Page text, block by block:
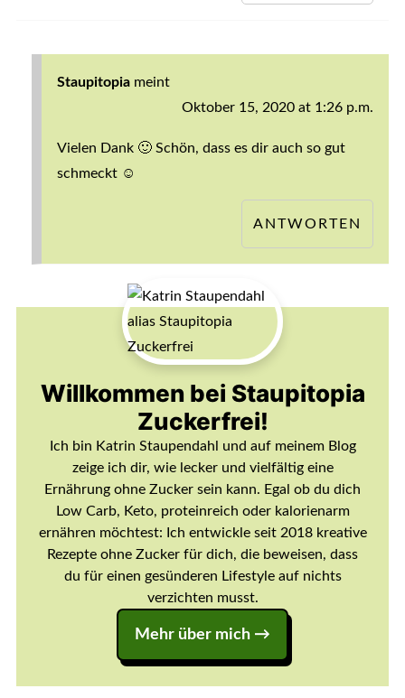
Staupitopia meint
Oktober 15, 2020 at 1:26 p.m.
Vielen Dank 🙂 Schön, dass es dir auch so gut
schmeckt ☺️
ANTWORTEN
Willkommen bei Staupitopia
Zuckerfrei!
Ich bin Katrin Staupendahl und auf meinem Blog
zeige ich dir, wie lecker und vielfältig eine
Ernährung ohne Zucker sein kann. Egal ob du dich
Low Carb, Keto, proteinreich oder kalorienarm
ernähren möchtest: Ich entwickle seit 2018 kreative
Rezepte ohne Zucker für dich, die beweisen, dass
du für einen gesünderen Lifestyle auf nichts
verzichten musst.
Mehr über mich →